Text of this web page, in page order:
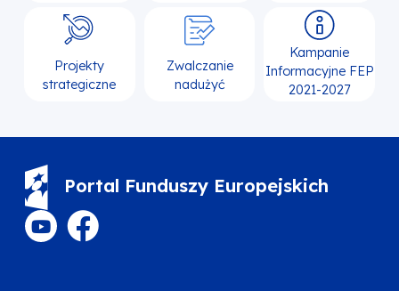
Projekty
strategiczne
Zwalczanie
nadużyć
Kampanie
Informacyjne FEP
2021-2027
Portal Funduszy Europejskich